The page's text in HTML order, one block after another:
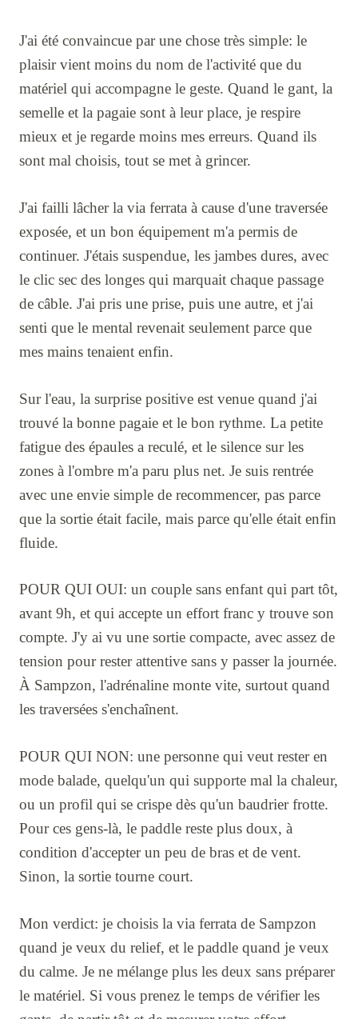
J'ai été convaincue par une chose très simple: le
plaisir vient moins du nom de l'activité que du
matériel qui accompagne le geste. Quand le gant, la
semelle et la pagaie sont à leur place, je respire
mieux et je regarde moins mes erreurs. Quand ils
sont mal choisis, tout se met à grincer.
J'ai failli lâcher la via ferrata à cause d'une traversée
exposée, et un bon équipement m'a permis de
continuer. J'étais suspendue, les jambes dures, avec
le clic sec des longes qui marquait chaque passage
de câble. J'ai pris une prise, puis une autre, et j'ai
senti que le mental revenait seulement parce que
mes mains tenaient enfin.
Sur l'eau, la surprise positive est venue quand j'ai
trouvé la bonne pagaie et le bon rythme. La petite
fatigue des épaules a reculé, et le silence sur les
zones à l'ombre m'a paru plus net. Je suis rentrée
avec une envie simple de recommencer, pas parce
que la sortie était facile, mais parce qu'elle était enfin
fluide.
POUR QUI OUI: un couple sans enfant qui part tôt,
avant 9h, et qui accepte un effort franc y trouve son
compte. J'y ai vu une sortie compacte, avec assez de
tension pour rester attentive sans y passer la journée.
À Sampzon, l'adrénaline monte vite, surtout quand
les traversées s'enchaînent.
POUR QUI NON: une personne qui veut rester en
mode balade, quelqu'un qui supporte mal la chaleur,
ou un profil qui se crispe dès qu'un baudrier frotte.
Pour ces gens-là, le paddle reste plus doux, à
condition d'accepter un peu de bras et de vent.
Sinon, la sortie tourne court.
Mon verdict: je choisis la via ferrata de Sampzon
quand je veux du relief, et le paddle quand je veux
du calme. Je ne mélange plus les deux sans préparer
le matériel. Si vous prenez le temps de vérifier les